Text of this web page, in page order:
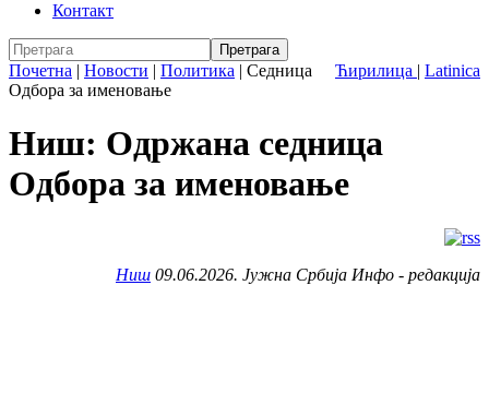
Контакт
Ћирилица | Latinica
Почетна | Новости | Политика | Седница
Одбора за именовање
Ниш: Одржана седница
Одбора за именовање
Ниш 09.06.2026. Јужна Србија Инфо - редакција